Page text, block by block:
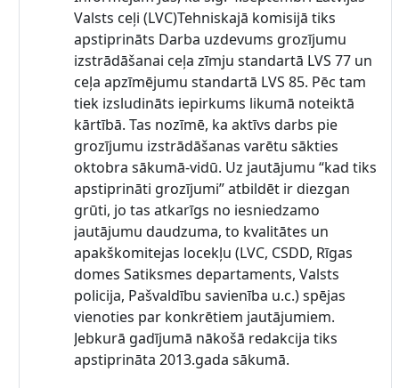
Valsts ceļi (LVC)Tehniskajā komisijā tiks
apstiprināts Darba uzdevums grozījumu
izstrādāšanai ceļa zīmju standartā LVS 77 un
ceļa apzīmējumu standartā LVS 85. Pēc tam
tiek izsludināts iepirkums likumā noteiktā
kārtībā. Tas nozīmē, ka aktīvs darbs pie
grozījumu izstrādāšanas varētu sākties
oktobra sākumā-vidū. Uz jautājumu “kad tiks
apstiprināti grozījumi” atbildēt ir diezgan
grūti, jo tas atkarīgs no iesniedzamo
jautājumu daudzuma, to kvalitātes un
apakškomitejas locekļu (LVC, CSDD, Rīgas
domes Satiksmes departaments, Valsts
policija, Pašvaldību savienība u.c.) spējas
vienoties par konkrētiem jautājumiem.
Jebkurā gadījumā nākošā redakcija tiks
apstiprināta 2013.gada sākumā.